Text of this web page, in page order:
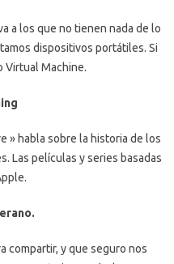
a los que no tienen nada de lo
dispositivos portátiles. Si
Virtual Machine.
» habla sobre la historia de los
Las películas y series basadas
compartir, y que seguro nos